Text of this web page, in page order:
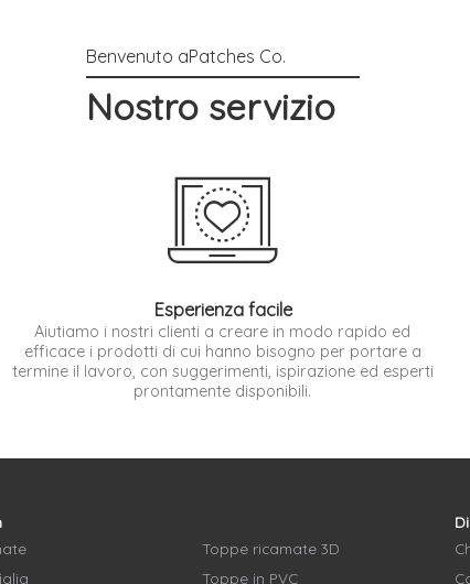
Nostro servizio
Esperienza facile
Aiutiamo i nostri clienti a creare in modo rapido ed
efficace i prodotti di cui hanno bisogno per portare a
termine il lavoro, con suggerimenti, ispirazione ed esperti
prontamente disponibili.
Toppe ricamate 3D
Toppe in PVC
Di